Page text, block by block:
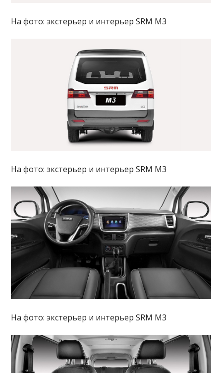
На фото: экстерьер и интерьер SRM M3
На фото: экстерьер и интерьер SRM M3
На фото: экстерьер и интерьер SRM M3